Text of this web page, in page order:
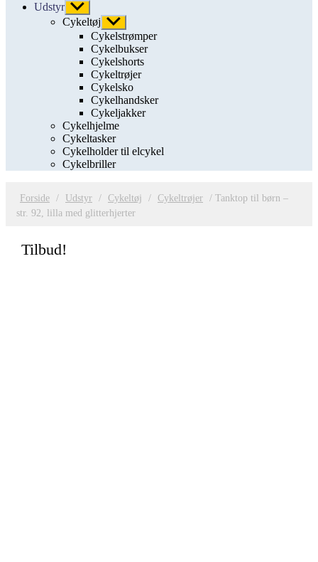
Udstyr Vis
undermenu
Cykeltøj Vis
undermenu
Cykelstrømper
Cykelbukser
Cykelshorts
Cykeltrøjer
Cykelsko
Cykelhandsker
Cykeljakker
Cykelhjelme
Cykeltasker
Cykelholder til elcykel
Cykelbriller
Forside / Udstyr / Cykeltøj / Cykeltrøjer / Tanktop til børn –
str. 92, lilla med glitterhjerter
Tilbud!